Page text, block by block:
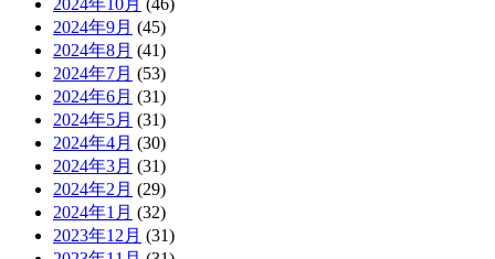
2024年10月 (46)
2024年9月 (45)
2024年8月 (41)
2024年7月 (53)
2024年6月 (31)
2024年5月 (31)
2024年4月 (30)
2024年3月 (31)
2024年2月 (29)
2024年1月 (32)
2023年12月 (31)